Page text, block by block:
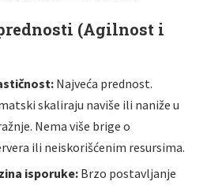
(Agilnost i
Najveća prednost.
skaliraju naviše ili naniže u
Nema više brige o
ili neiskorišćenim resursima.
isporuke: Brzo postavljanje